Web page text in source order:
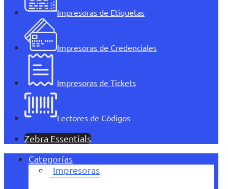
Impresoras de Etiquetas
Impresoras de Credenciales
Impresoras de Tickets
Lectores de Códigos
Zebra Essentials
Categorías
Impresoras